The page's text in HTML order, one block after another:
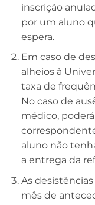
inscrição
por um aluno
espera.
Em caso de
alheios à
taxa de
No caso de
médico,
aluno não
a entrega da
As
mês de